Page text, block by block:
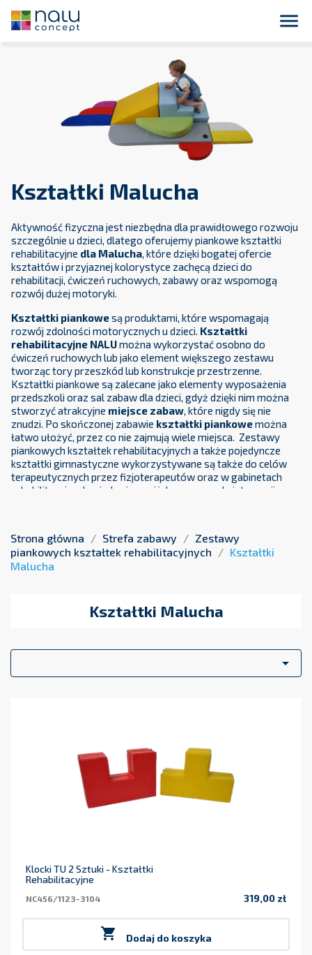
Płatność przelewem bankowym 14 dni dla podmiotów
close
Kształtki Malucha
Aktywność fizyczna jest niezbędna dla prawidłowego rozwoju
szczególnie u dzieci, dlatego oferujemy piankowe kształtki
rehabilitacyjne dla Malucha, które dzięki bogatej ofercie
kształtów i przyjaznej kolorystyce zachęcą dzieci do
rehabilitacji, ćwiczeń ruchowych, zabawy oraz wspomogą
rozwój dużej motoryki.
Kształtki piankowesą produktami, które wspomagają
rozwój zdolności motorycznych u dzieci. Kształtki
rehabilitacyjne NALUmożna wykorzystać osobno do
ćwiczeń ruchowych lub jako element większego zestawu
tworząc tory przeszkód lub konstrukcje przestrzenne.
Kształtki piankowe są zalecane jako elementy wyposażenia
przedszkoli oraz sal zabaw dla dzieci, gdyż dzięki nim można
stworzyć atrakcyjne miejsce zabaw, które nigdy się nie
znudzi. Po skończonej zabawie kształtki piankowemożna
łatwo ułożyć, przez co nie zajmują wiele miejsca. Zestawy
piankowych kształtek rehabilitacyjnych a także pojedyncze
kształtki gimnastyczne wykorzystywane są także do celów
terapeutycznych przez fizjoterapeutów oraz w gabinetach
rehabilitacyjnych między innymi jako pomoce do integracji
gimnastyki oraz centra akrobatyki, gdzie można spotkać
nasze pianowe kształtkigimnastyczne.
zabawę ale także pozwala zadbać o prawidłową postawę
dziecka, rozwija jego równowagę, gibkość i siłę. Piankowe
niezwykłą starannością i dbałością o szczegóły z najwyższej
przez naszych małych klientów. Kształtki gimnastyczne
Strona główna Strefa zabawy
Zestawy
piankowych kształtek rehabilitacyjnych
Kształtki
Malucha
Kształtki Malucha

Klocki TU 2 Sztuki - Kształtki
Rehabilitacyjne
NC456/1123-3104 319,00 zł
 Dodaj do koszyka